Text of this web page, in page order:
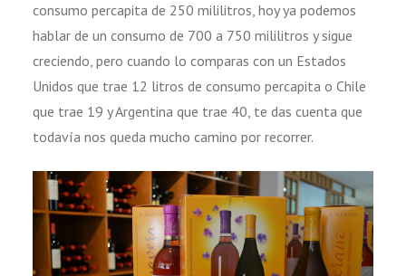
consumo percapita de 250 mililitros, hoy ya podemos
hablar de un consumo de 700 a 750 mililitros y sigue
creciendo, pero cuando lo comparas con un Estados
Unidos que trae 12 litros de consumo percapita o Chile
que trae 19 y Argentina que trae 40, te das cuenta que
todavía nos queda mucho camino por recorrer.